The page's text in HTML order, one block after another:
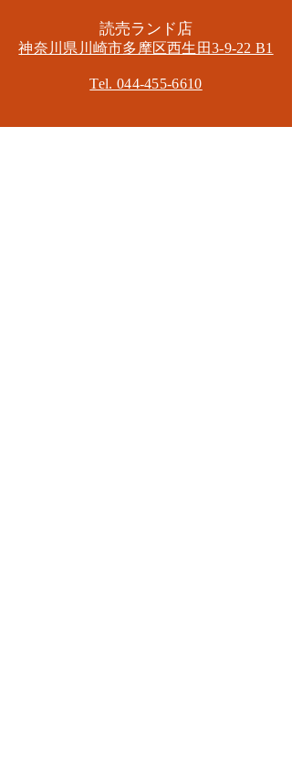
​読売ランド店
神奈川県川崎市多摩区​西生田3-9-22 B1
Tel. 044-455-6610